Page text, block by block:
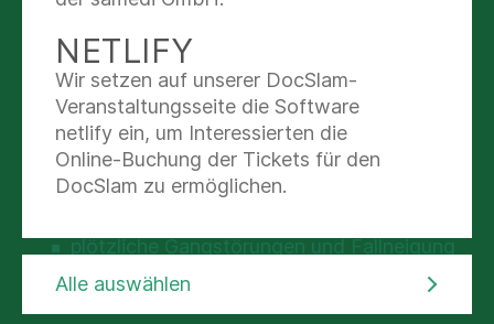
Sehstörung oder Einschränkung des
Gesichtsfeldes
Sprachstörung
Taubheitsgefühl einer Körperseite
plötzlich stärkste Kopfschmerzen (wie nie
plötzliche Gangstörungen und Fallneigung
plötzlich starker Schwindel
NETLIFY
Wir setzen auf unserer DocSlam-
Veranstaltungsseite die Software
netlify ein, um Interessierten die
Online-Buchung der Tickets für den
DocSlam zu ermöglichen.
Alle auswählen